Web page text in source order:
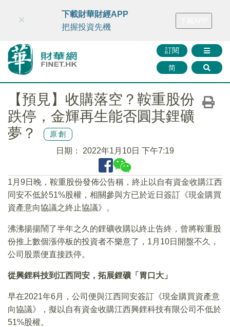
財華智庫網 FINTV FINMETA 財華證券 媒體矩陣
訂閱
简
×
下載財華財經APP
把握投資先機
【預見】收購落空？鞍重股份
跌停，金輝再生能否圓其鋰礦
夢？
原創
日期： 2022年1月10日 下午7:19
1月9日晚，鞍重股份發佈公告稱，終止以自有資金收購江西
同安不低於51%股權，相關參與方已於近日簽訂《現金購買
資產意向協議之終止協議》。
沸沸揚揚鬧了半年之久的鋰礦收購以終止告終，曾將鞍重股
份推上數個漲停板的投資者不樂意了，1月10日開盤不久，
公司股票便直接跌停。
從興鋰科技到江西同安，拓展鋰礦「胃口大」
早在2021年6月，公司便與江西同安簽訂《現金購買資產意
向協議》，擬以自有資金收購江西興鋰科技有限公司不低於
51%股權。